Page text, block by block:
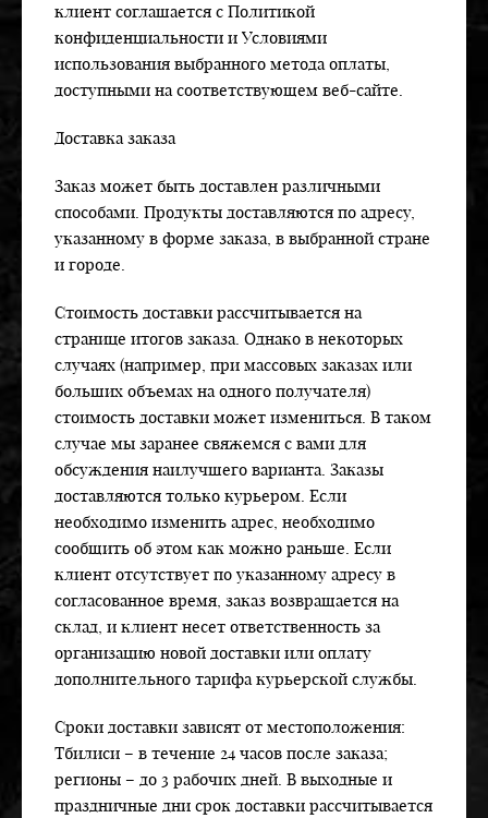
клиент соглашается с Политикой
конфиденциальности и Условиями
использования выбранного метода оплаты,
доступными на соответствующем веб-сайте.
Доставка заказа
Заказ может быть доставлен различными
способами. Продукты доставляются по адресу,
указанному в форме заказа, в выбранной стране
и городе.
Стоимость доставки рассчитывается на
странице итогов заказа. Однако в некоторых
случаях (например, при массовых заказах или
больших объемах на одного получателя)
стоимость доставки может измениться. В таком
случае мы заранее свяжемся с вами для
обсуждения наилучшего варианта. Заказы
доставляются только курьером. Если
необходимо изменить адрес, необходимо
сообщить об этом как можно раньше. Если
клиент отсутствует по указанному адресу в
согласованное время, заказ возвращается на
склад, и клиент несет ответственность за
организацию новой доставки или оплату
дополнительного тарифа курьерской службы.
Сроки доставки зависят от местоположения:
Тбилиси – в течение 24 часов после заказа;
регионы – до 3 рабочих дней. В выходные и
праздничные дни срок доставки рассчитывается